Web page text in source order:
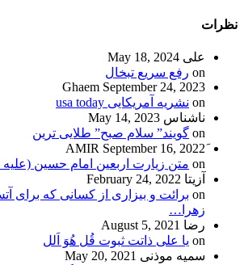
نظرات
علی May 18, 2024
on رفع سریع تبخال
Ghaem September 24, 2023
on نشریه آمریکایی usa today
ناشناس May 14, 2023
on گویند” سلام صبح” طلایی ترین
September 16, 2022
on متن زیارت اربعین امام حسین (علیه
آزیتا February 24, 2022
on برائت و بیزاری از کسانی که
زهرا…
رضا August 5, 2021
on یا علی ذاتت ثبوت قُل هُوَ اَلل
سمیه موذنی May 20, 2021